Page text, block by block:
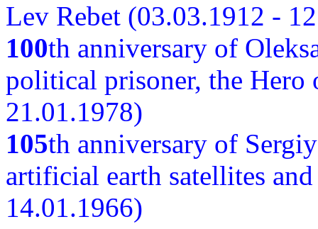
Lev Rebet (03.03.1912 -
100th anniversary of
political prisoner, the
21.01.1978)
105th anniversary of
artificial earth satellites
14.01.1966)